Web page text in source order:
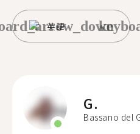
英語
G.
Bassano del